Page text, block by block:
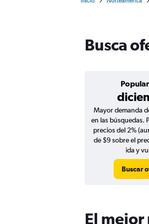
Busca
Mayor demanda
en las búsquedas.
precios del 2%
de $9 sobre el
ida y
Buscar
El mejor